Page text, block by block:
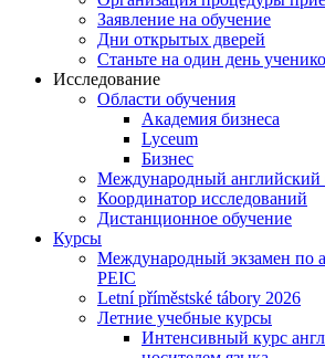
Заявление на обучение
Дни открытых дверей
Станьте на один день
Исследование
Области обучения
Академия бизнеса
Lyceum
Бизнес
Международный английский
Координатор исследований
Дистанционное обучение
Курсы
Международный экзамен по
PEIC
Letní příměstské tábory 2026
Летние учебные курсы
Интенсивный курс